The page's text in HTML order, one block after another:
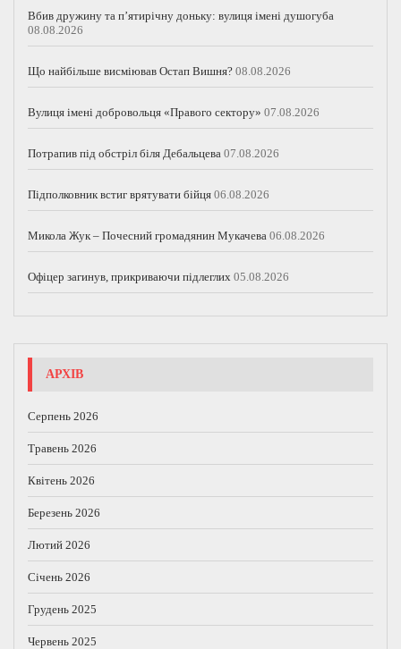
Вбив дружину та п’ятирічну доньку: вулиця імені душогуба
08.08.2026
Що найбільше висміював Остап Вишня? 08.08.2026
Вулиця імені добровольця «Правого сектору» 07.08.2026
Потрапив під обстріл біля Дебальцева 07.08.2026
Підполковник встиг врятувати бійця 06.08.2026
Микола Жук – Почесний громадянин Мукачева 06.08.2026
Офіцер загинув, прикриваючи підлеглих 05.08.2026
АРХІВ
Серпень 2026
Травень 2026
Квітень 2026
Березень 2026
Лютий 2026
Січень 2026
Грудень 2025
Червень 2025